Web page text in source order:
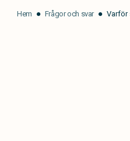
Hem Frågor och svar Varför